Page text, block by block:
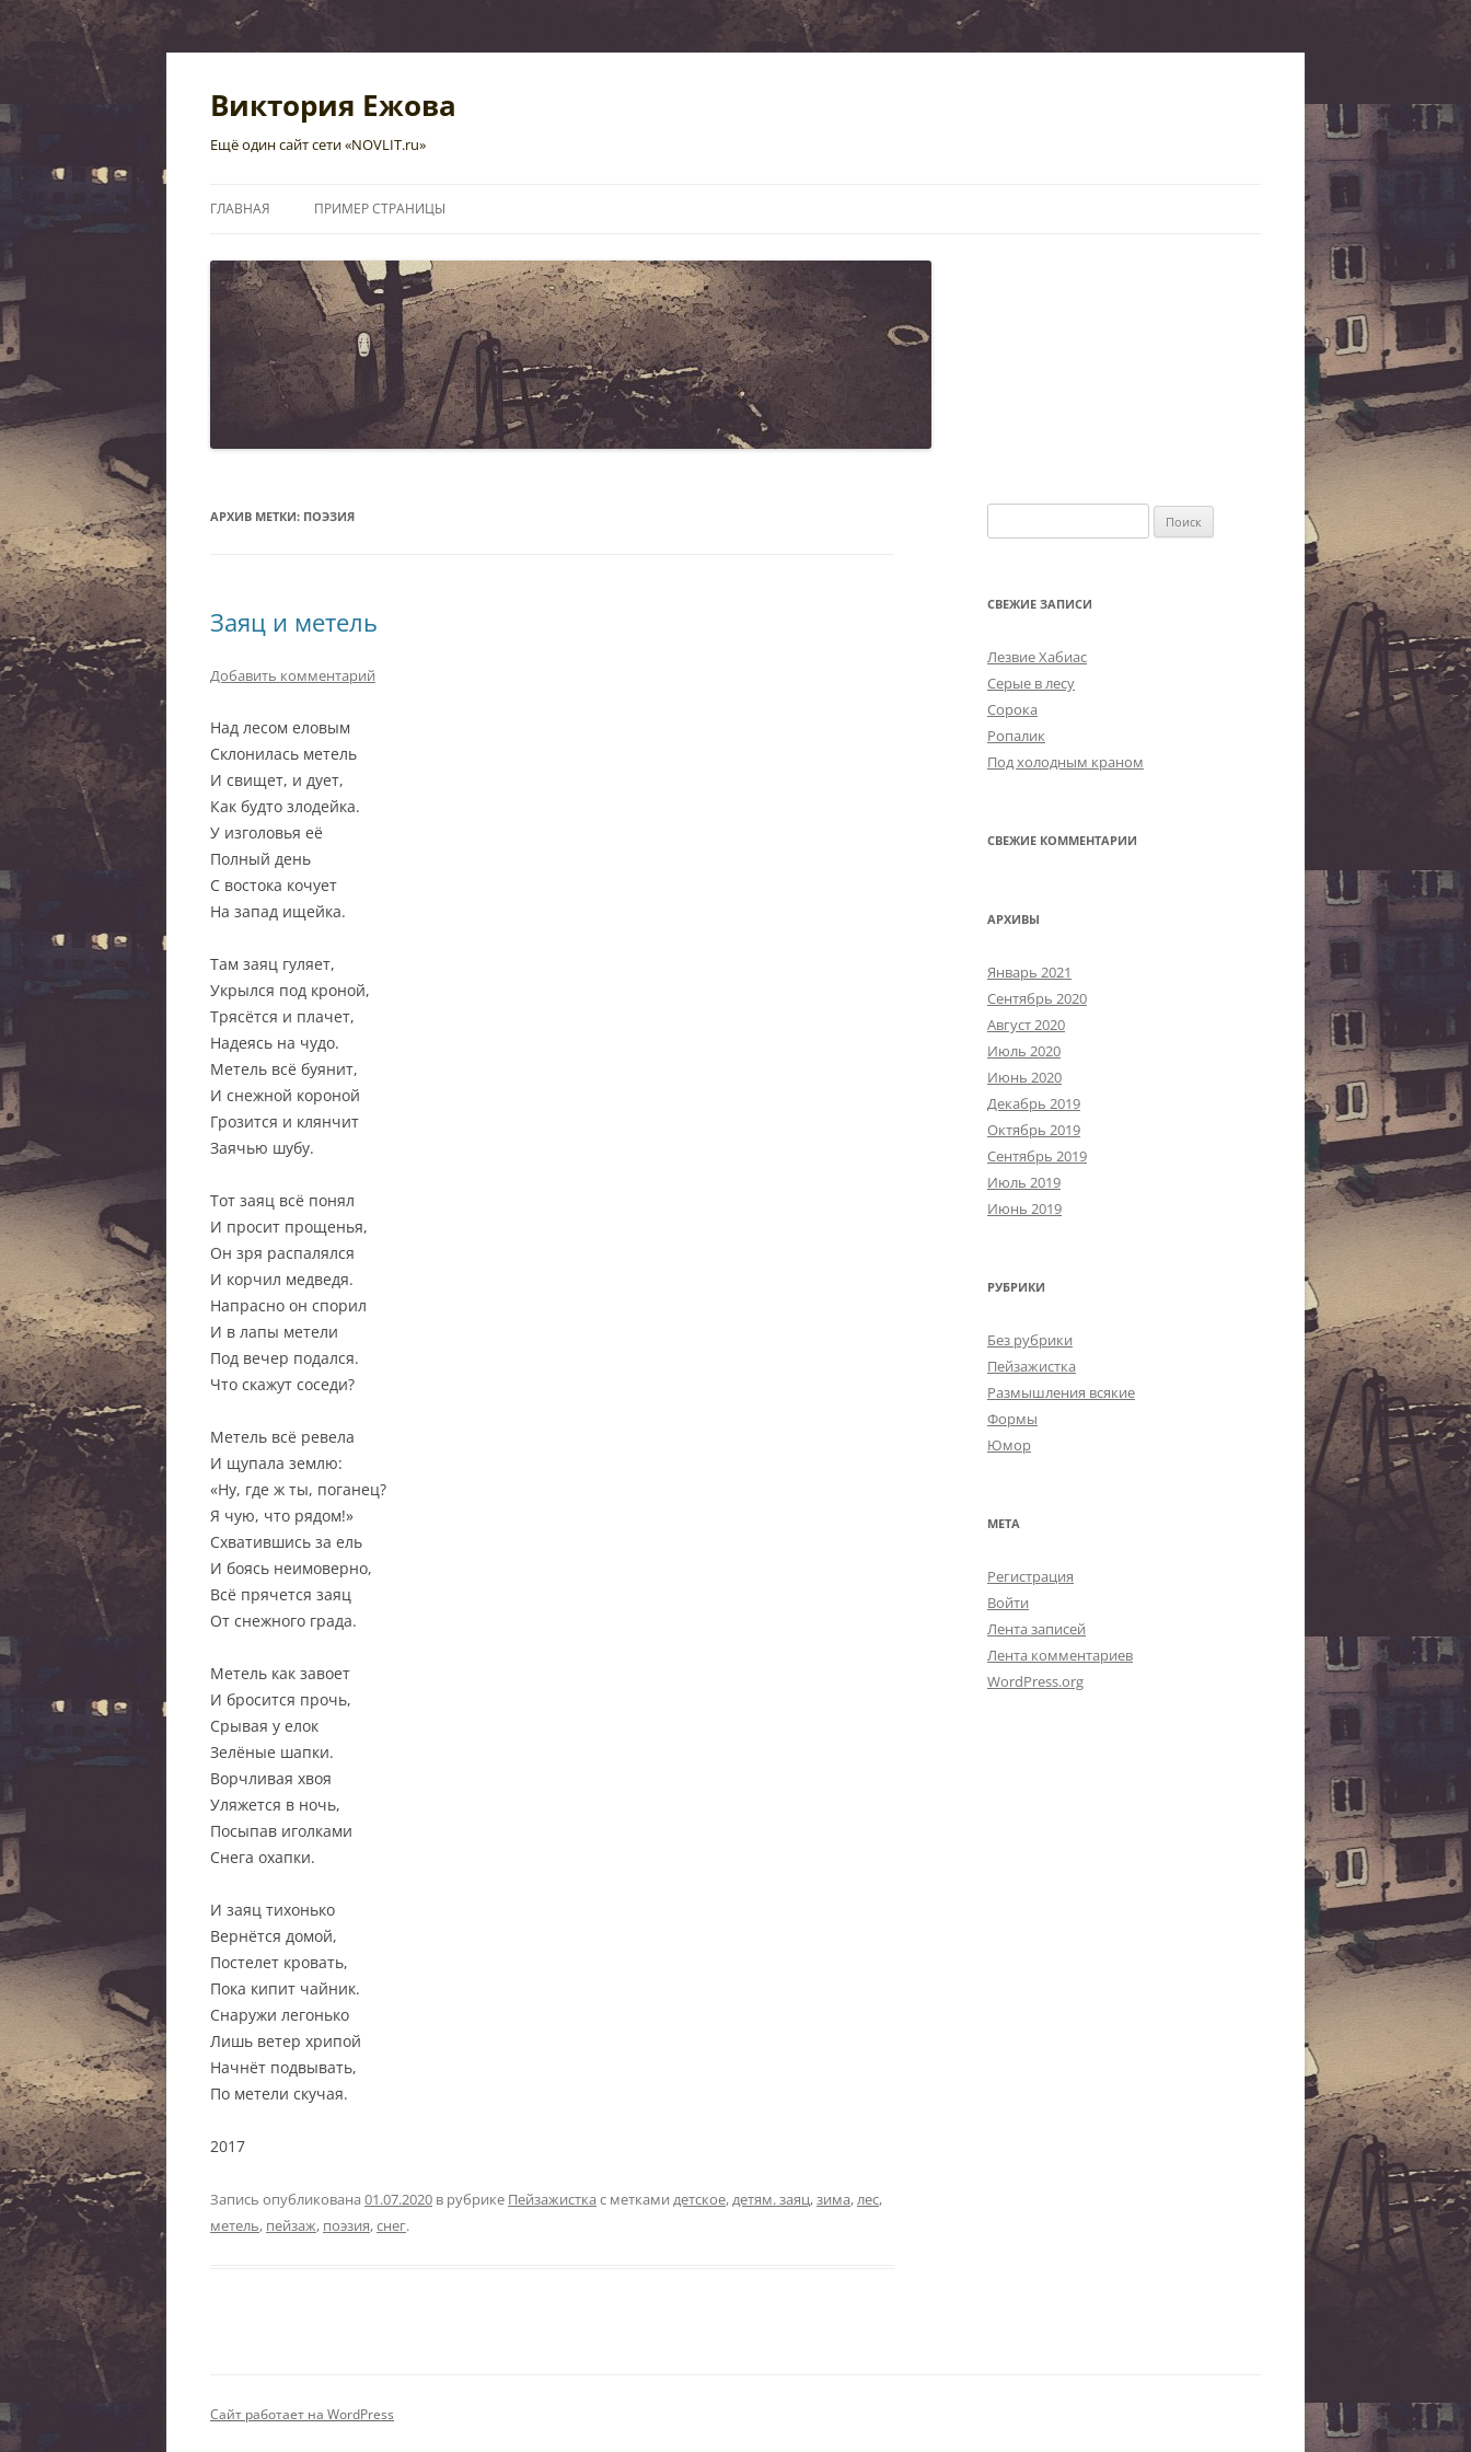
Перейти
Виктория Ежова
Ещё один сайт сети «NOVLIT.ru»
ГЛАВНАЯ ПРИМЕР СТРАНИЦЫ
АРХИВ МЕТКИ: ПОЭЗИЯ
Заяц и метель
Добавить комментарий
Над лесом еловым
Склонилась метель
И свищет, и дует,
Как будто злодейка.
У изголовья её
Полный день
С востока кочует
На запад ищейка.
Там заяц гуляет,
Укрылся под кроной,
Трясётся и плачет,
Надеясь на чудо.
Метель всё буянит,
И снежной короной
Грозится и клянчит
Заячью шубу.
Тот заяц всё понял
И просит прощенья,
Он зря распалялся
И корчил медведя.
Напрасно он спорил
И в лапы метели
Под вечер подался.
Что скажут соседи?
Метель всё ревела
И щупала землю:
«Ну, где ж ты, поганец?
Я чую, что рядом!»
Схватившись за ель
И боясь неимоверно,
Всё прячется заяц
От снежного града.
Метель как завоет
И бросится прочь,
Срывая у елок
Зелёные шапки.
Ворчливая хвоя
Уляжется в ночь,
Посыпав иголками
Снега охапки.
И заяц тихонько
Вернётся домой,
Постелет кровать,
Пока кипит чайник.
Снаружи легонько
Лишь ветер хрипой
Начнёт подвывать,
По метели скучая.
2017
Запись опубликована 01.07.2020 в рубрике Пейзажистка с метками детское,детям. заяц,зима,лес,
метель, пейзаж, поэзия,снег.
СВЕЖИЕ ЗАПИСИ
Лезвие Хабиас
Серые в лесу
Сорока
Ропалик
Под холодным краном
СВЕЖИЕ КОММЕНТАРИИ
АРХИВЫ
Январь 2021
Сентябрь 2020
Август 2020
Июль 2020
Июнь 2020
Декабрь 2019
Октябрь 2019
Сентябрь 2019
Июль 2019
Июнь 2019
РУБРИКИ
Без рубрики
Пейзажистка
Размышления всякие
Формы
Юмор
МЕТА
Регистрация
Войти
Лента записей
Лента комментариев
WordPress.org
Сайт работает на WordPress